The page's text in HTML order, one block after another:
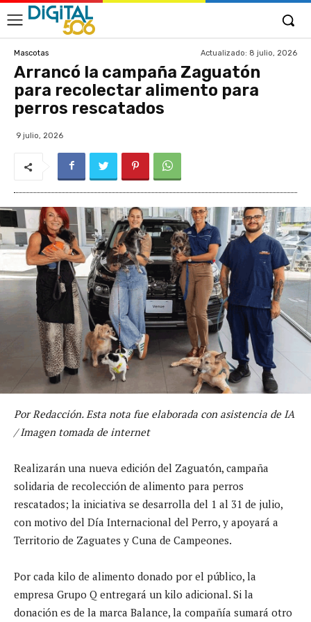
Mascotas Actualizado: 8 julio, 2026
Arrancó la campaña Zaguatón
para recolectar alimento para
perros rescatados
9 julio, 2026
Por Redacción. Esta nota fue elaborada con asistencia de IA
/ Imagen tomada de internet
Realizarán una nueva edición del Zaguatón, campaña
solidaria de recolección de alimento para perros
rescatados; la iniciativa se desarrolla del 1 al 31 de julio,
con motivo del Día Internacional del Perro, y apoyará a
Territorio de Zaguates y Cuna de Campeones.
Por cada kilo de alimento donado por el público, la
empresa Grupo Q entregará un kilo adicional. Si la
donación es de la marca Balance, la compañía sumará otro